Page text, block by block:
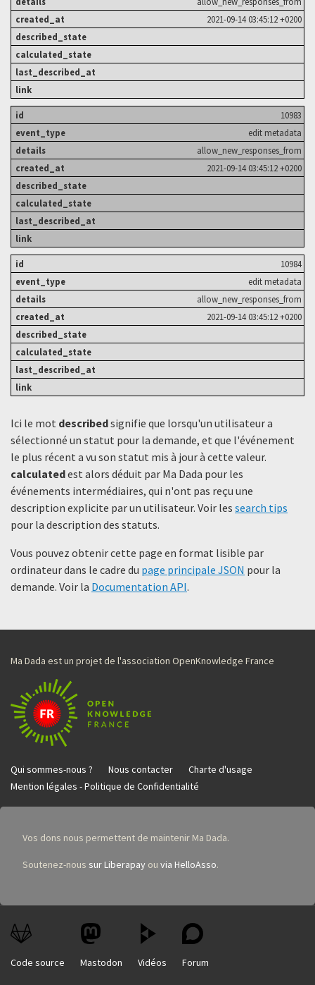
2021-09-14 03:45:12 +0200
10983
edit metadata
allow_new_responses_from
2021-09-14 03:45:12 +0200
10984
edit metadata
allow_new_responses_from
2021-09-14 03:45:12 +0200
Ici le mot describedsignifie que lorsqu'un utilisateur a
sélectionné un statut ​​pour la demande, et que l'événement
le plus récent a vu son statut mis à jour à cette valeur.
calculatedest alors déduit par Ma Dada pour les
événements intermédiaires, qui n'ont pas reçu une
description explicite par un utilisateur. Voir les search tips
pour la description des statuts.
Vous pouvez obtenir cette page en format lisible par
ordinateur dans le cadre du page principale JSON pour la
demande. Voir la Documentation API.
Ma Dada est un projet de l'association OpenKnowledge France
Qui sommes-nous ? Nous contacter
Charte d'usage
Mention légales - Politique de Confidentialité
Vos dons nous permettent de maintenir Ma Dada.
Soutenez-nous sur Liberapay ou via HelloAsso.
Code source Mastodon Vidéos Forum